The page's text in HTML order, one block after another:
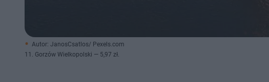
Autor: JanosCsatlos/ Pexels.com
11. Gorzów Wielkopolski — 5,97 zł.